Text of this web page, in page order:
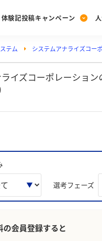
体験記投稿キャンペーン
Post
投稿する
Ranking
ランキングを見
Vote
PickUp
注目の企業特集
テム システムアナライズコー
イズコーポレーショ
選考フェーズ
の会員登録すると